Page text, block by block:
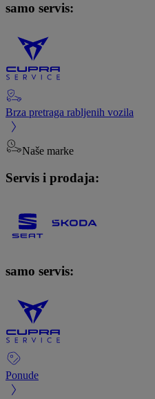
samo servis:
Brza pretraga rabljenih vozila
Naše marke
Servis i prodaja:
samo servis:
Ponude